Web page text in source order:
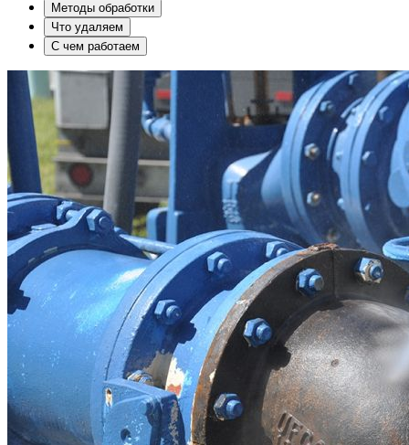
Методы обработки
Что удаляем
С чем работаем